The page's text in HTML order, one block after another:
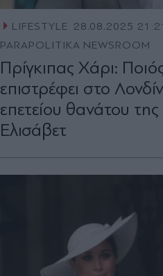
LIFESTYLE 28.08.2025
PARAPOLITIKA NEWSROOM
Πρίγκιπας Χάρι:
επιστρέφει στο
επετείου θανάτου
Ελισάβετ